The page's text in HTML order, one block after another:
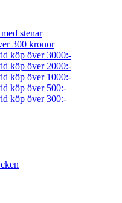
stenar
300 kronor
köp över 3000:-
köp över 2000:-
köp över 1000:-
köp över 500:-
köp över 300:-